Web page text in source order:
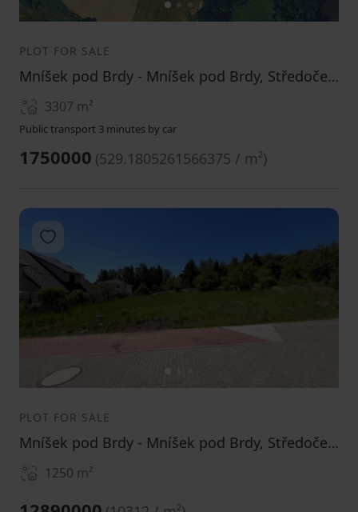
1 3
PLOT FOR SALE
Mníšek pod Brdy - Mníšek pod Brdy, Středočeský Region
3307 m²
Public transport 3 minutes by car
1750000 (529.1805261566375 / m²)
1
Add to favorites
PLOT FOR SALE
Mníšek pod Brdy - Mníšek pod Brdy, Středočeský Region
1250 m²